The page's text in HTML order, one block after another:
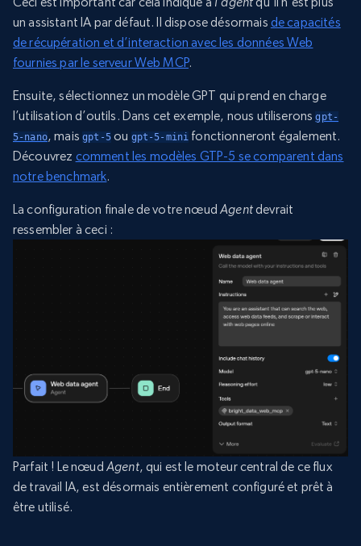
un assistant IA par défaut. Il dispose désormais de capacités
de récupération et d’interaction avec les données Web
fournies par le serveur Web MCP.
Ensuite, sélectionnez un modèle GPT qui prend en charge
l’utilisation d’outils. Dans cet exemple, nous utiliseronsgpt-
5-nano, maisgpt-5ou gpt-5-mini fonctionneront également.
Découvrez comment les modèles GTP-5 se comparent dans
notre benchmark.
La configuration finale de votre nœudAgentdevrait
ressembler à ceci :
Parfait ! Le nœud Agent, qui est le moteur central de ce flux
de travail IA, est désormais entièrement configuré et prêt à
être utilisé.